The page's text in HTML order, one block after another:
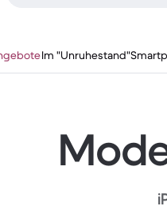
Im "Unruhestand"